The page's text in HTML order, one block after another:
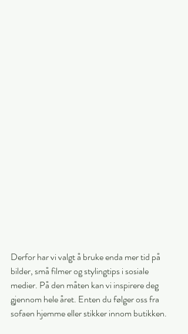
Derfor har vi valgt å bruke enda mer tid på
bilder, små filmer og stylingtips i sosiale
medier. På den måten kan vi inspirere deg
gjennom hele året. Enten du følger oss fra
sofaen hjemme eller stikker innom butikken.